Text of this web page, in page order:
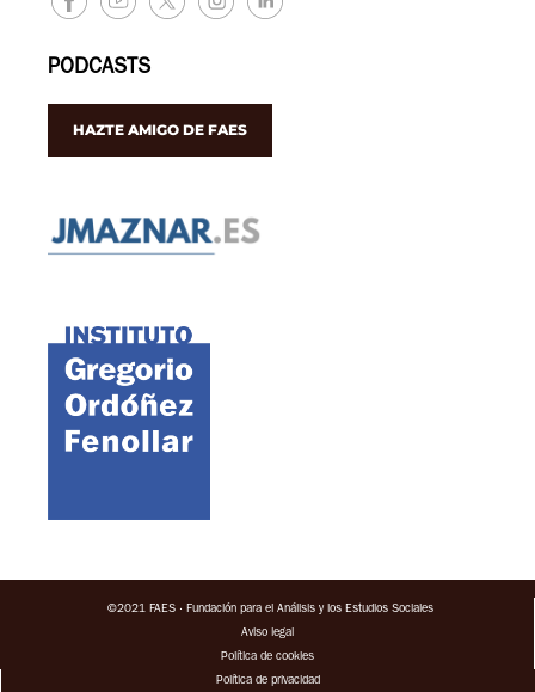
PODCASTS
HAZTE AMIGO DE FAES
©2021 FAES · Fundación para el Análisis y los Estudios Sociales
Aviso legal
Política de cookies
Política de privacidad